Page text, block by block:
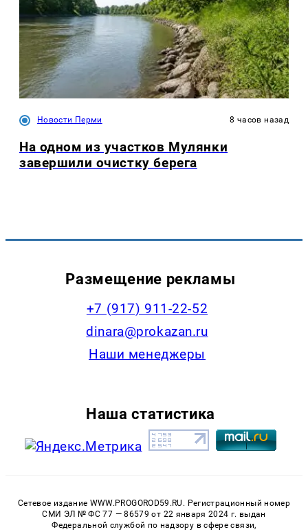
Новости Перми 8 часов назад
На одном из участков Мулянки
завершили очистку берега
Размещение рекламы
+7 (917) 911-22-52
dinara@prokazan.ru
Наши менеджеры
Наша статистика
Сетевое издание WWW.PROGOROD59.RU. Регистрационный номер
СМИ ЭЛ № ФС 77 — 86579 от 22 января 2024 г. выдан
Федеральной службой по надзору в сфере связи,